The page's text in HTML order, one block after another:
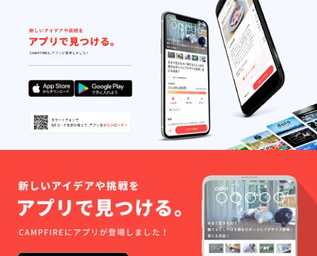
アーモ
ンド
（アメ
リカ
産）、
くる
み、カ
シュー
ナッ
ツ、
ギー、
岩塩、
ブラッ
ヒハ
ツ、セ
ロリ
シー
ド、ク
ミン、
キャラ